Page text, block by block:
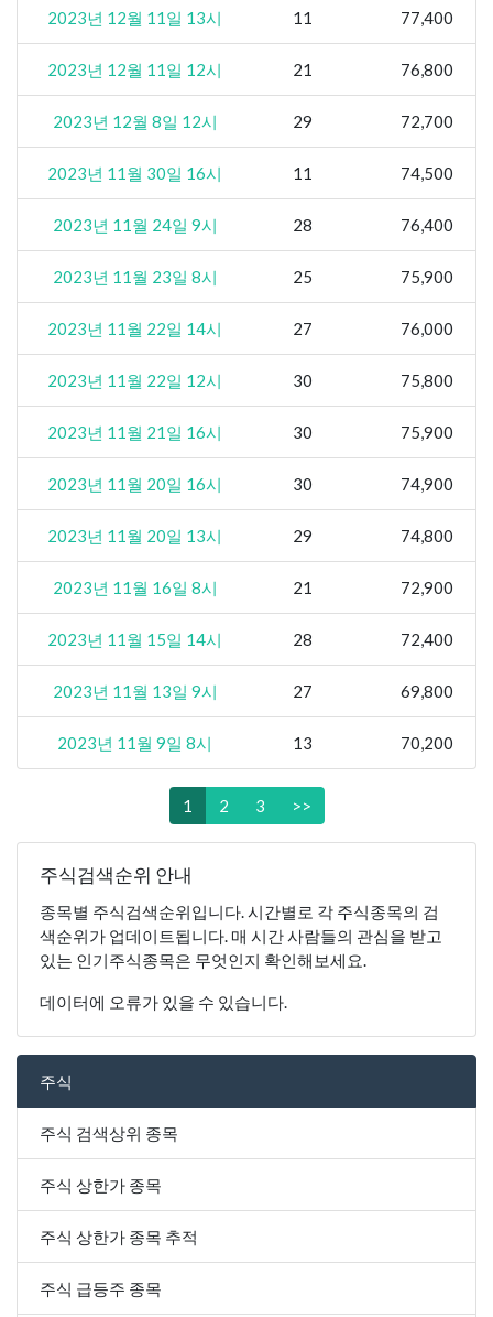
2023년 12월 11일 13시 11 77,400
2023년 12월 11일 12시 21 76,800
2023년 12월 8일 12시 29 72,700
2023년 11월 30일 16시 11 74,500
2023년 11월 24일 9시 28 76,400
2023년 11월 23일 8시 25 75,900
2023년 11월 22일 14시 27 76,000
2023년 11월 22일 12시 30 75,800
2023년 11월 21일 16시 30 75,900
2023년 11월 20일 16시 30 74,900
2023년 11월 20일 13시 29 74,800
2023년 11월 16일 8시 21 72,900
2023년 11월 15일 14시 28 72,400
2023년 11월 13일 9시 27 69,800
2023년 11월 9일 8시 13 70,200
1 2 3 >>
주식검색순위 안내
종목별 주식검색순위입니다. 시간별로 각 주식종목의 검
색순위가 업데이트됩니다. 매 시간 사람들의 관심을 받고
있는 인기주식종목은 무엇인지 확인해보세요.
데이터에 오류가 있을 수 있습니다.
주식
주식 검색상위 종목
주식 상한가 종목
주식 상한가 종목 추적
주식 급등주 종목